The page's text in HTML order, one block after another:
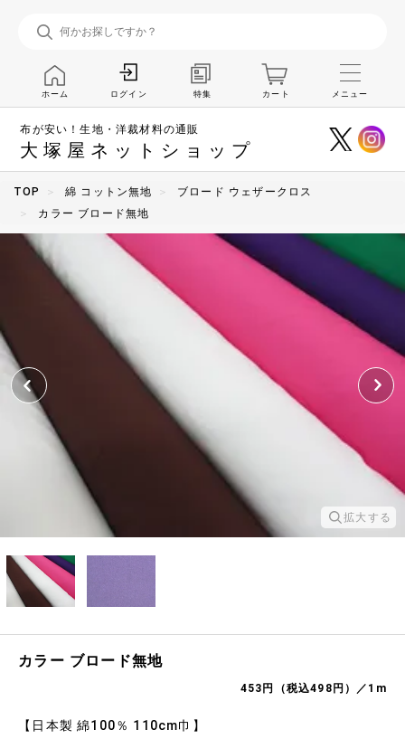
布が安い！生地・洋裁材料の通販
大塚屋ネットショップ
ホーム ログイン 特集 カート メニュー
TOP 綿 コットン無地
ブロード ウェザークロス
カラー ブロード無地
拡大する
カラー ブロード無地
453円（税込498円）／1m
【日本製 綿100％ 110cm巾】